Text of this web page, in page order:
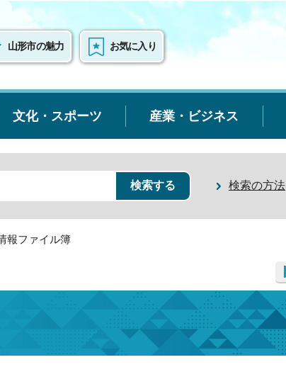
山形市の魅力 お気に入り
文化・スポーツ 産業・ビジネス
検索の方法
報ファイル簿